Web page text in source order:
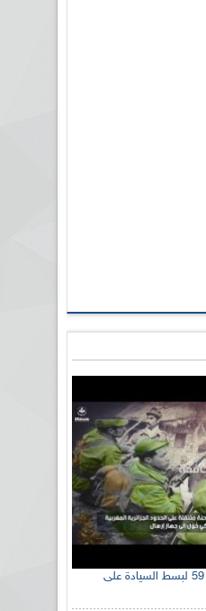
الإذاعة الجزائرية تحي الذكرى 59 لبسط السيادة على